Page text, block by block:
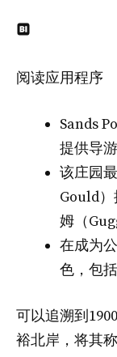
阅读应用程序
Sands
提供导
该庄园
Gould
姆（
在成为
色，包
可以追溯到
裕北岸，将其